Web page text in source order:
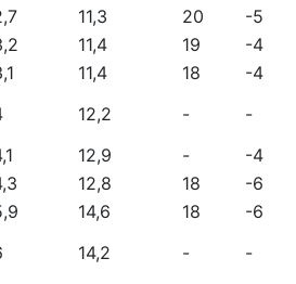
11,3 20 -5
11,4 19 -4
11,4 18 -4
12,2 - -
12,9 - -4
12,8 18 -6
14,6 18 -6
14,2 - -